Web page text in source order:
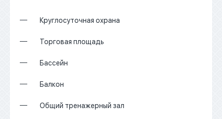
Круглосуточная охрана
Торговая площадь
Бассейн
Балкон
Общий тренажерный зал